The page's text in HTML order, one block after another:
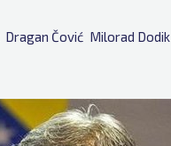
Dragan Čović Milorad Dodik